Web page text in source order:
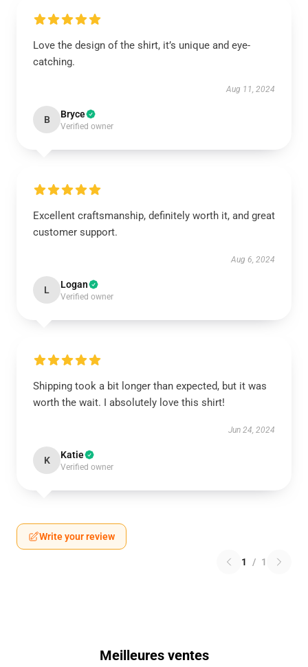
Love the design of the shirt, it’s unique and eye-
catching.
Aug 11, 2024
B Bryce
Verified owner
Excellent craftsmanship, definitely worth it, and great
customer support.
Aug 6, 2024
L Logan
Verified owner
Shipping took a bit longer than expected, but it was
worth the wait. I absolutely love this shirt!
Jun 24, 2024
K Katie
Verified owner
Write your review
1 / 1
Meilleures ventes